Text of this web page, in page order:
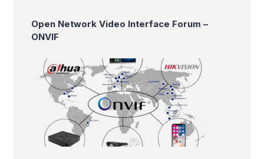
Open Network Video Interface Forum –
ONVIF